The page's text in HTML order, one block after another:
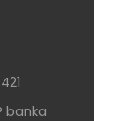
banka